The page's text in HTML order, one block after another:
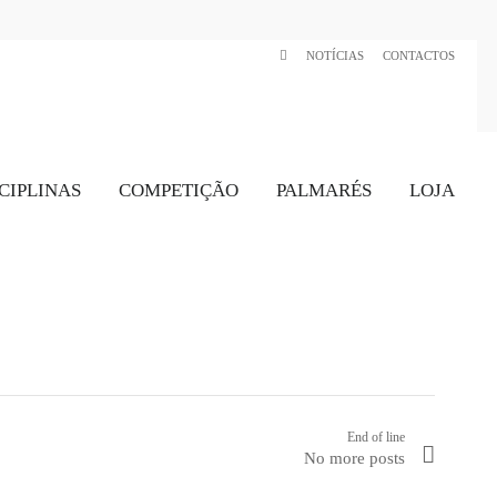
NOTÍCIAS CONTACTOS
COMPETIÇÃO PALMARÉS LOJA
End of line
No more posts